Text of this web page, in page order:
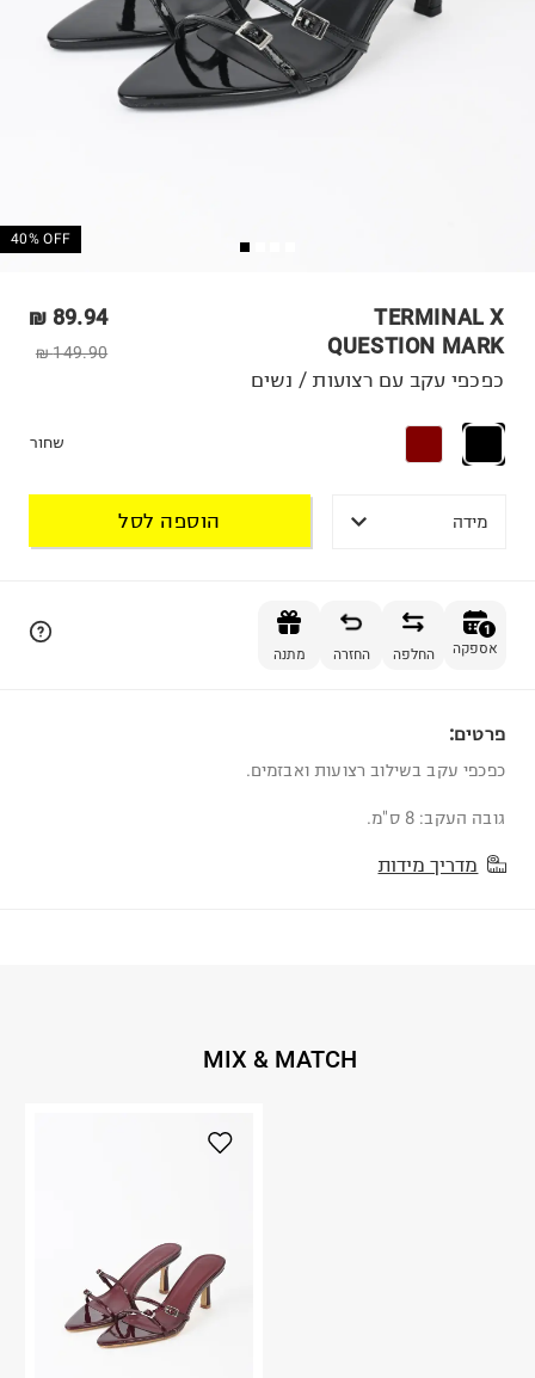
40% OFF
TERMINAL X
QUESTION MARK
89.94 ₪
149.90 ₪
כפכפי עקב עם רצועות / נשים
שחור
מידה הוספה לסל
1
אספקה החלפה החזרה מתנה
פרטים:
כפכפי עקב בשילוב רצועות ואבזמים.
גובה העקב: 8 ס"מ.
מדריך מידות
MIX & MATCH